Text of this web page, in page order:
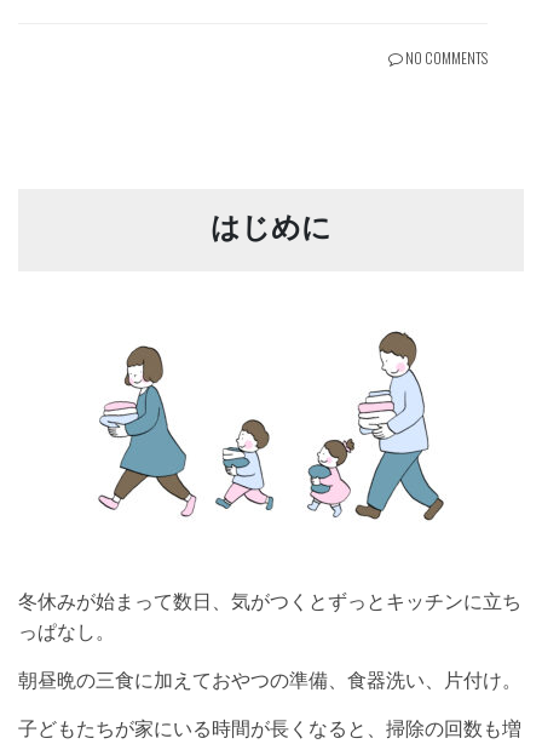
NO COMMENTS
はじめに
冬休みが始まって数日、気がつくとずっとキッチンに立ち
っぱなし。
朝昼晩の三食に加えておやつの準備、食器洗い、片付け。
子どもたちが家にいる時間が長くなると、掃除の回数も増